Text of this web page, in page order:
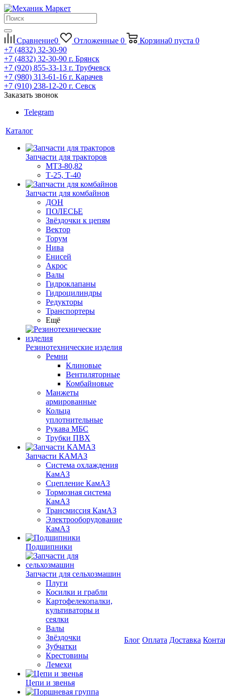
Сравнение0 Отложенные 0 Корзина0 пуста 0
+7 (4832) 32-30-90
+7 (4832) 32-30-90 г. Брянск
+7 (920) 855-33-13 г. Трубчевск
+7 (980) 313-61-16 г. Карачев
+7 (910) 238-12-20 г. Севск
Заказать звонок
Telegram
Каталог
Запчасти для тракторов
МТЗ-80,82
Т-25, Т-40
Запчасти для комбайнов
ДОН
ПОЛЕСЬЕ
Звёздочки к цепям
Вектор
Торум
Нива
Енисей
Акрос
Валы
Гидроклапаны
Гидроцилиндры
Редукторы
Транспортеры
Ещё
Резинотехнические изделия
Ремни
Клиновые
Вентиляторные
Комбайновые
Манжеты
армированные
Кольца
уплотнительные
Рукава МБС
Трубки ПВХ
Запчасти КАМАЗ
Система охлаждения
КамАЗ
Сцепление КамАЗ
Тормозная система
КамАЗ
Трансмиссия КамАЗ
Электрооборудование
КамАЗ
Подшипники
Запчасти для сельхозмашин
Плуги
Косилки и грабли
Картофелекопалки,
культиваторы и
сеялки
Валы
Звёздочки
Зубчатки
Крестовины
Лемехи
Цепи и звенья
Блог Оплата Доставка